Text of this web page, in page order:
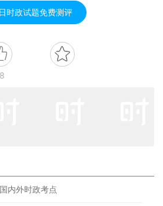
时政试题免费测评
内外时政考点